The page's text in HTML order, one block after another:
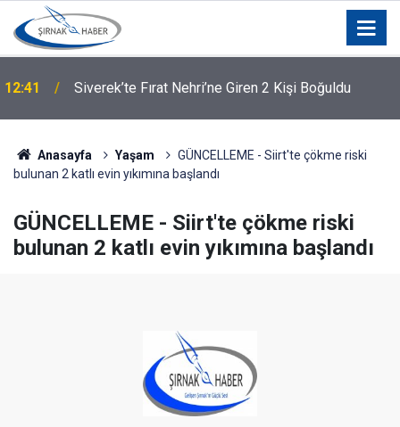
12:41 Siverek’te Fırat Nehri’ne Giren 2 Kişi Boğuldu
Anasayfa Yaşam
GÜNCELLEME - Siirt'te çökme riski
bulunan 2 katlı evin yıkımına başlandı
GÜNCELLEME - Siirt'te çökme riski
bulunan 2 katlı evin yıkımına başlandı